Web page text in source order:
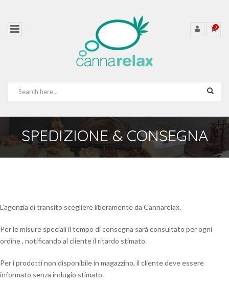
0
SPEDIZIONE & CONSEGNA
L’agenzia di transito scegliere liberamente da Cannarelax.
Per le misure speciali il tempo di consegna sarà consultato per ogni
ordine , notificando al cliente il ritardo stimato.
Per i prodotti non disponibile in magazzino, il cliente deve essere
informato senza indugio stimato.